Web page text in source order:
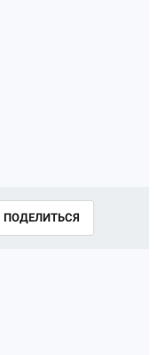
ПОДЕЛИТЬСЯ